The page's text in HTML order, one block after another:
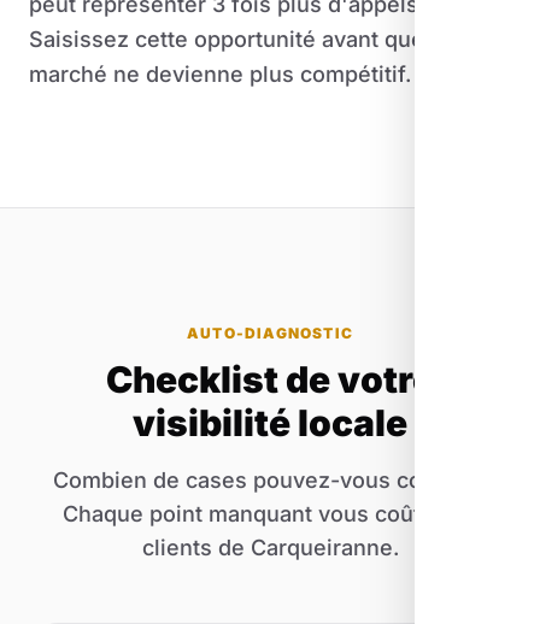
Saisissez cette opportunité avant que le
marché ne devienne plus compétitif.
AUTO-DIAGNOSTIC
Checklist de votre
visibilité locale
Combien de cases pouvez-vous cocher ?
Chaque point manquant vous coûte des
clients de Carqueiranne.